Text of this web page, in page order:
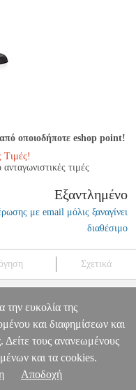
οποιοδήποτε eshop point!
Τιμές!
τιμές
Εξαντλημένο
με email μόλις ξαναγίνει
διαθέσιμο
Σχετικά
ΑΦΟΙ ΑΓΓΕΛΟΠΟΥΛΟΙ
ΓΡΑΦΕΙΟΥ
ΦΩΤΙΣΤΙΚΟ
Φ20X50Y ΕΚ.
την ευκολία της
και διαφημίσεων και
Δείτε τους ανανεωμένους
και τα cookies.
Αποδοχή